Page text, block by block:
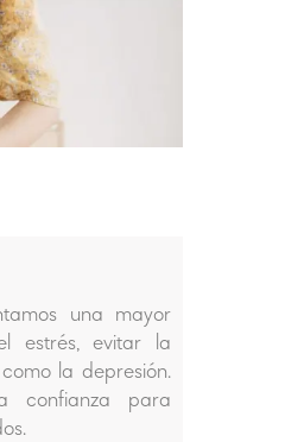
una mayor
estrés, evitar la
la depresión.
confianza para